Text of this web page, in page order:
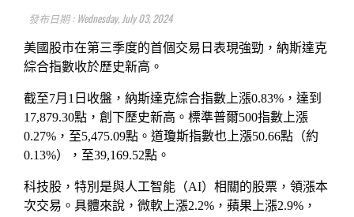
發布日期 : Wednesday, July 03, 2024
美國股市在第三季度的首個交易日表現強勁，納斯達克
綜合指數收於歷史新高。
截至7月1日收盤，納斯達克綜合指數上漲0.83%，達到
17,879.30點，創下歷史新高。標準普爾500指數上漲
0.27%，至5,475.09點。道瓊斯指數也上漲50.66點（約
0.13%），至39,169.52點。
科技股，特別是與人工智能（AI）相關的股票，領漲本
次交易。具體來說，微軟上漲2.2%，蘋果上漲2.9%，